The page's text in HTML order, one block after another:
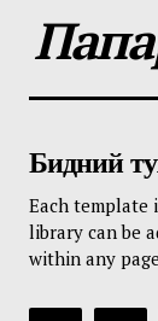
Бидний
Each template
library can be
within any